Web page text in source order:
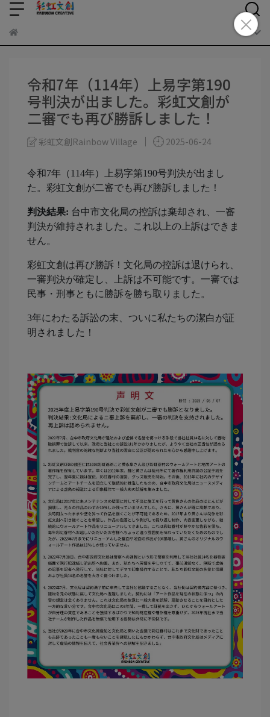
令和7年（114年）上易字第190
号判決が出ました。彩虹文創が
二審でも再び勝訴しました！
彩虹文創Rainbow Village 2025-06-24
令和7年（114年）上易字第190号判決が出まし
た。彩虹文創が二審でも再び勝訴しました！
判決結果: 台中市文化局の控訴は棄却され、一審
判決が維持されました。これ以上の上訴はできま
せん。
彩虹文創は再び勝訴！文化局の控訴は退けられ、
一審判決が確定し、上訴は不可能です。一審では
民事・刑事ともに勝訴を勝ち取りました。
3年にわたる訴訟の末、ついに私たちの潔白が証
明されました！